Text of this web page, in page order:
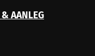
AANLEG